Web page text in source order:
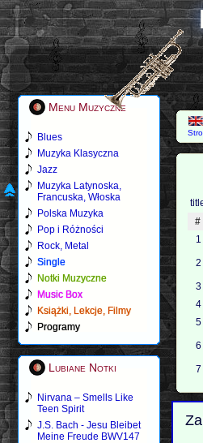
Menu Muzyczne
Blues
Muzyka Klasyczna
Jazz
Muzyka Latynoska,
Francuska, Włoska
Polska Muzyka
Pop i Różności
Rock, Metal
Single
Notki Muzyczne
Music Box
Książki, Lekcje, Filmy
Programy
Lubiane Notki
Nirvana – Smells Like
Teen Spirit
J.S. Bach - Jesu Bleibet
Meine Freude BWV147
#
1
2
3
4
5
6
7